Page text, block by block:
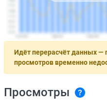
Идёт перерасчёт данных —
просмотров временно
Просмотры